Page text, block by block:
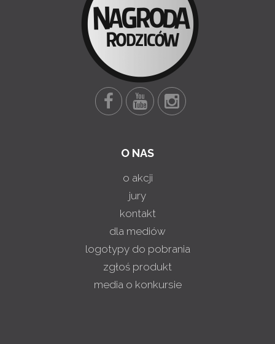
O NAS
o akcji
jury
kontakt
dla mediów
logotypy do pobrania
zgłoś produkt
media o konkursie